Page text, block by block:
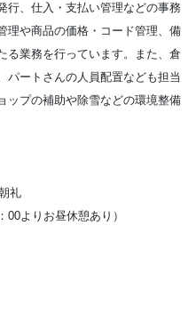
、仕入・支払い管理などの事務
理や商品の価格・コード管理、備
る業務を行っています。また、倉
パートさんの人員配置なども担当
ップの補助や除雪などの環境整備
礼
よりお昼休憩あり）